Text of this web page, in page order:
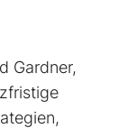
Gardner,